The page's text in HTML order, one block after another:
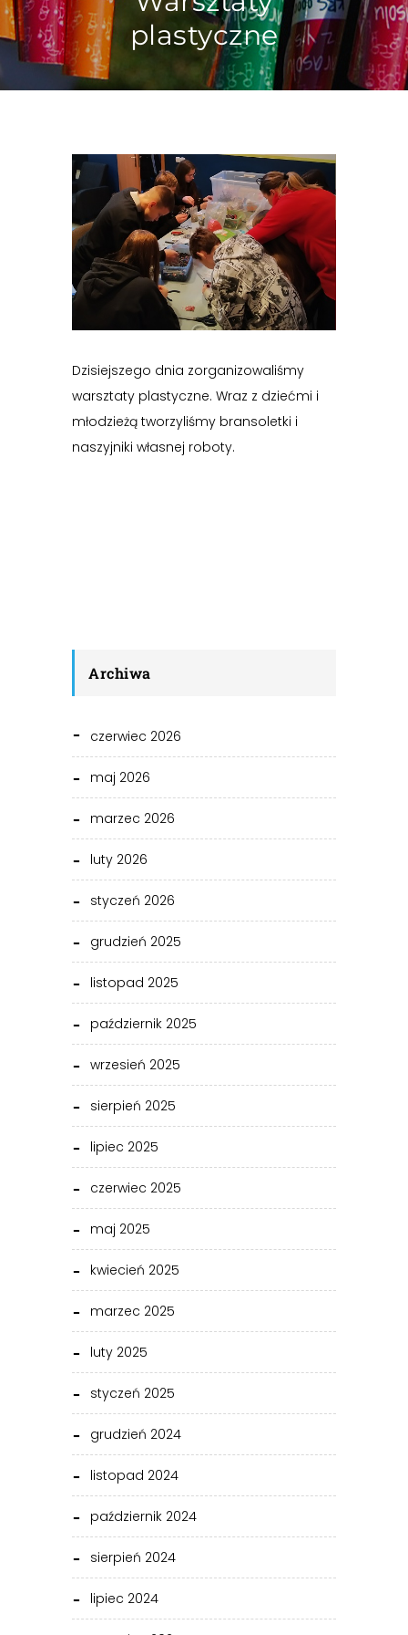
plastyczne
Dzisiejszego dnia zorganizowaliśmy
warsztaty plastyczne. Wraz z dziećmi i
młodzieżą tworzyliśmy bransoletki i
naszyjniki własnej roboty.
Archiwa
czerwiec 2026
maj 2026
marzec 2026
luty 2026
styczeń 2026
grudzień 2025
listopad 2025
październik 2025
wrzesień 2025
sierpień 2025
lipiec 2025
czerwiec 2025
maj 2025
kwiecień 2025
marzec 2025
luty 2025
styczeń 2025
grudzień 2024
listopad 2024
październik 2024
sierpień 2024
lipiec 2024